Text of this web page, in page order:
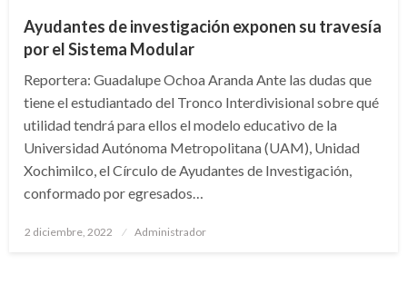
Ayudantes de investigación exponen su travesía
por el Sistema Modular
Reportera: Guadalupe Ochoa Aranda Ante las dudas que
tiene el estudiantado del Tronco Interdivisional sobre qué
utilidad tendrá para ellos el modelo educativo de la
Universidad Autónoma Metropolitana (UAM), Unidad
Xochimilco, el Círculo de Ayudantes de Investigación,
conformado por egresados…
Publicado
2 diciembre, 2022 Administrador